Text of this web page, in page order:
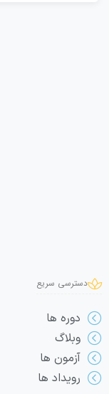
دسترسی سریع
دوره ها
وبلاگ
آزمون ها
رویداد ها